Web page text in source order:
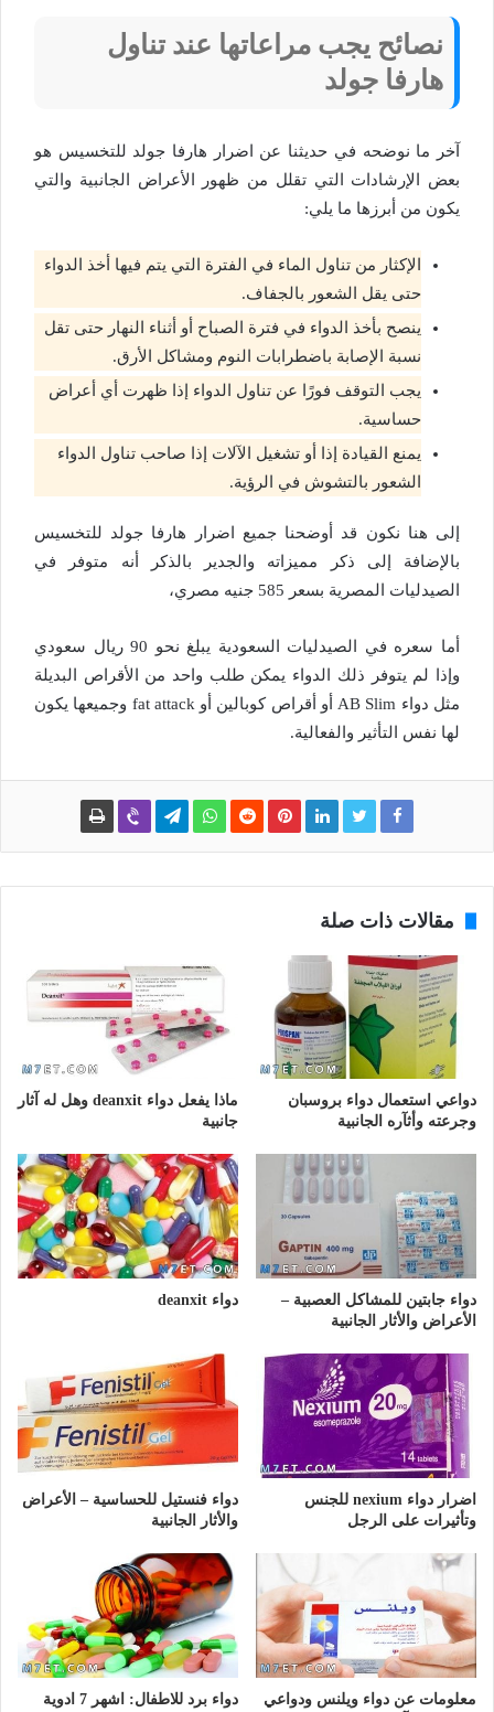
نصائح يجب مراعاتها عند تناول
هارفا جولد
آخر ما نوضحه في حديثنا عن اضرار هارفا جولد للتخسيس هو
بعض الإرشادات التي تقلل من ظهور الأعراض الجانبية والتي
يكون من أبرزها ما يلي:
الإكثار من تناول الماء في الفترة التي يتم فيها أخذ الدواء
حتى يقل الشعور بالجفاف.
ينصح بأخذ الدواء في فترة الصباح أو أثناء النهار حتى تقل
نسبة الإصابة باضطرابات النوم ومشاكل الأرق.
يجب التوقف فورًا عن تناول الدواء إذا ظهرت أي أعراض
حساسية.
يمنع القيادة إذا أو تشغيل الآلات إذا صاحب تناول الدواء
الشعور بالتشوش في الرؤية.
إلى هنا نكون قد أوضحنا جميع اضرار هارفا جولد للتخسيس
بالإضافة إلى ذكر مميزاته والجدير بالذكر أنه متوفر في
الصيدليات المصرية بسعر 585 جنيه مصري،
أما سعره في الصيدليات السعودية يبلغ نحو 90 ريال سعودي
وإذا لم يتوفر ذلك الدواء يمكن طلب واحد من الأقراص البديلة
مثل دواء AB Slim أو أقراص كوبالين أو fat attack وجميعها يكون
لها نفس التأثير والفعالية.
مقالات ذات صلة
دواعي استعمال دواء بروسبان
وجرعته وأثآره الجانبية
ماذا يفعل دواء deanxit وهل له آثار
جانبية
دواء جابتين للمشاكل العصبية –
الأعراض والأثار الجانبية
دواء deanxit
اضرار دواء nexium للجنس
وتأثيرات على الرجل
دواء فنستيل للحساسية – الأعراض
والأثار الجانبية
معلومات عن دواء ويلنس ودواعي
دواء برد للاطفال: اشهر 7 ادوية